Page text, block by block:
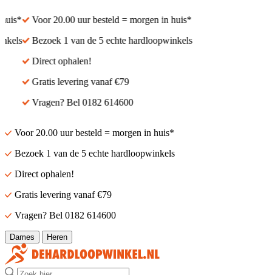
Voor 20.00 uur besteld = morgen in huis*
Bezoek 1 van de 5 echte hardloopwinkels
Direct ophalen!
Gratis levering vanaf €79
Vragen? Bel 0182 614600
Voor 20.00 uur besteld = morgen in huis*
Bezoek 1 van de 5 echte hardloopwinkels
Direct ophalen!
Gratis levering vanaf €79
Vragen? Bel 0182 614600
Dames Heren
Zoek